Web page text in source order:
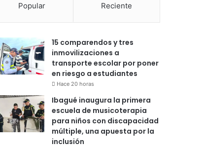
Popular Reciente
15 comparendos y tres
inmovilizaciones a
transporte escolar por poner
en riesgo a estudiantes
Hace 20 horas
Ibagué inaugura la primera
escuela de musicoterapia
para niños con discapacidad
múltiple, una apuesta por la
inclusión